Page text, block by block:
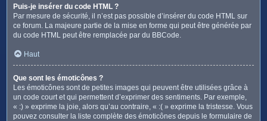
Puis-je insérer du code HTML ?
Par mesure de sécurité, il n’est pas possible d’insérer du code HTML sur
ce forum. La majeure partie de la mise en forme qui peut être générée par
du code HTML peut être remplacée par du BBCode.
Haut
Que sont les émoticônes ?
Les émoticônes sont de petites images qui peuvent être utilisées grâce à
un code court et qui permettent d’exprimer des sentiments. Par exemple,
« :) » exprime la joie, alors qu’au contraire, « :( » exprime la tristesse. Vous
pouvez consulter la liste complète des émoticônes depuis le formulaire de